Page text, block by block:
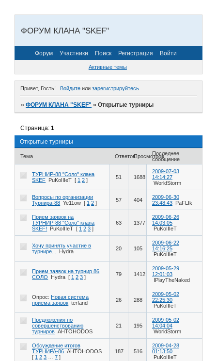
ФОРУМ КЛАНА "SKEF"
Форум Участники Поиск Регистрация Войти
Активные темы
Привет, Гость! Войдитеили зарегистрируйтесь.
»ФОРУМ КЛАНА "SKEF" »Открытые турниры
Открытые турниры
Страница:1
Тема ОтветовПросмотровПоследнее
сообщение
ТУРНИР-88 "Соло" клана
SKEF
PuKoIIIeT [ 1 2 ] 51 1688
2009-07-03
14:14:27
WorldStorm
Вопросы по организации
Турнира-88 Ye11ow [ 1 2 ] 57 404
2009-06-30
23:48:43
PaFLIk
Прием заявок на
ТУРНИР-88 "Соло" клана
SKEF!
PuKoIIIeT [ 1 2 3 ]
63 1377
2009-06-26
14:03:05
PuKoIIIeT
Хочу принять участие в
турнире...
Hydra 20 105
2009-06-22
14:16:25
PuKoIIIeT
Прием заявок на турнир 86
СОЛО
Hydra [ 1 2 3 ] 79 1412
2009-05-29
12:01:03
IPlayTheNaked
Опрос: Новая система
приема заявок terfand 26 288
2009-05-02
22:25:30
PuKoIIIeT
Предложения по
совершенствованию
турниров AHTOHODOS
21 195
2009-05-02
14:04:04
WorldStorm
Обсуждение итогов
ТУРНИРА-86 AHTOHODOS
[ 1 2 3 7 ]
187 516
2009-04-28
01:13:50
PuKoIIIeT